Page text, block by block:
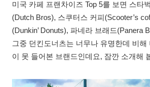
미국 카페 프랜차이즈 Top 5를 보면 스타
(Dutch Bros), 스쿠터스 커피(Scooter’s
(Dunkin’ Donuts), 파네라 브래드(Panera
그중 던킨도너츠는 너무나 유명한데 비해
이 못 들어본 브랜드인데요, 잠깐 소개해